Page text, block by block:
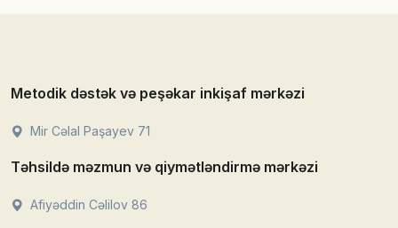
Metodik dəstək və peşəkar inkişaf mərkəzi
Mir Cəlal Paşayev 71
Təhsildə məzmun və qiymətləndirmə mərkəzi
Afiyəddin Cəlilov 86